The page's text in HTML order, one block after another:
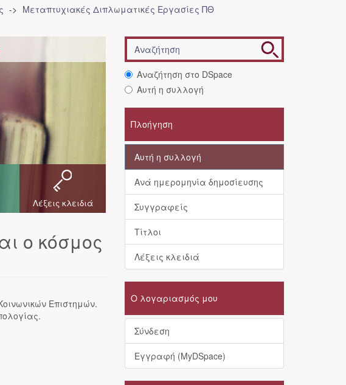
Μεταπτυχιακές Διπλωματικές Εργασίες ΠΘ
Λέξεις κλειδιά
ο κόσμος
Επιστημών.
Αναζήτηση στο DSpace
Αυτή η συλλογή
Πλοήγηση
Αυτή η συλλογή
Ανά ημερομηνία δημοσίευσης
Συγγραφείς
Τίτλοι
Λέξεις κλειδιά
Ο λογαριασμός μου
Σύνδεση
Εγγραφή (MyDSpace)